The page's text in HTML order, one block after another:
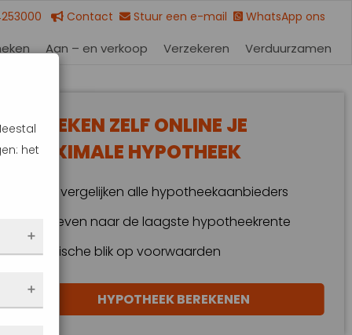
Contact Stuur een e-mail WhatsApp ons
Aan – en verkoop Verzekeren Verduurzamen
BEREKEN ZELF ONLINE JE
MAXIMALE HYPOTHEEK
Wij vergelijken alle hypotheekaanbieders
Streven naar de laagste hypotheekrente
Kritische blik op voorwaarden
HYPOTHEEK BEREKENEN
het